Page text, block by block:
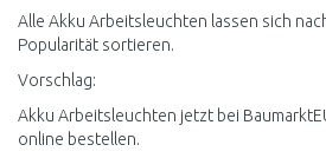
Alle Akku Arbeitsleuchten lassen sich
Popularität sortieren.
Vorschlag:
Akku Arbeitsleuchten jetzt bei
online bestellen.